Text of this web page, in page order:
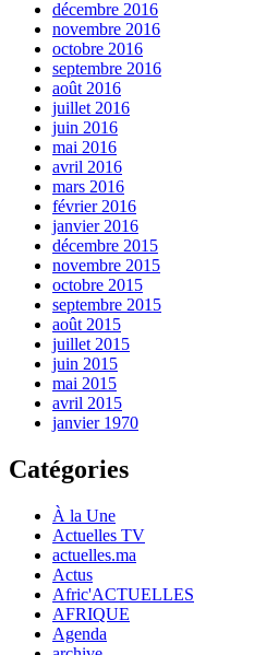
décembre 2016
novembre 2016
octobre 2016
septembre 2016
août 2016
juillet 2016
juin 2016
mai 2016
avril 2016
mars 2016
février 2016
janvier 2016
décembre 2015
novembre 2015
octobre 2015
septembre 2015
août 2015
juillet 2015
juin 2015
mai 2015
avril 2015
janvier 1970
Catégories
À la Une
Actuelles TV
actuelles.ma
Actus
Afric'ACTUELLES
AFRIQUE
Agenda